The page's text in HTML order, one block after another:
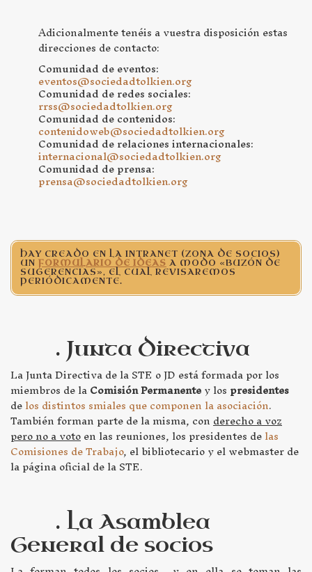
Adicionalmente tenéis a vuestra disposición estas
direcciones de contacto:
Comunidad de eventos:
eventos@sociedadtolkien.org
Comunidad de redes sociales:
rrss@sociedadtolkien.org
Comunidad de contenidos:
contenidoweb@sociedadtolkien.org
Comunidad de relaciones internacionales:
internacional@sociedadtolkien.org
Comunidad de prensa:
prensa@sociedadtolkien.org
HAY CREADO EN LA INTRANET (ZONA DE SOCIOS)
UN FORMULARIO DE IDEAS A MODO «BUZÓN DE
SUGERENCIAS», EL CUAL REVISAREMOS
PERIÓDICAMENTE.
. Junta Directiva
La Junta Directiva de la STE o JD está formada por los
miembros de laComisión Permanentey lospresidentes
delos distintos smiales que componen la asociación.
También forman parte de la misma, conderecho a voz
pero no a votoen las reuniones, los presidentes delas
Comisiones de Trabajo, el bibliotecario y el webmaster de
la página oficial de la STE.
. La Asamblea
General de socios